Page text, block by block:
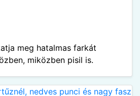
meg hatalmas farkát
miközben pisil is.